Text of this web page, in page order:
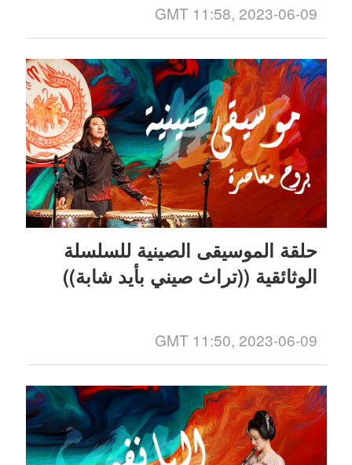
GMT 11:58, 2023-06-09
حلقة الموسيقى الصينية للسلسلة
الوثائقية ((تراث صيني بأيد شابة))
GMT 11:50, 2023-06-09